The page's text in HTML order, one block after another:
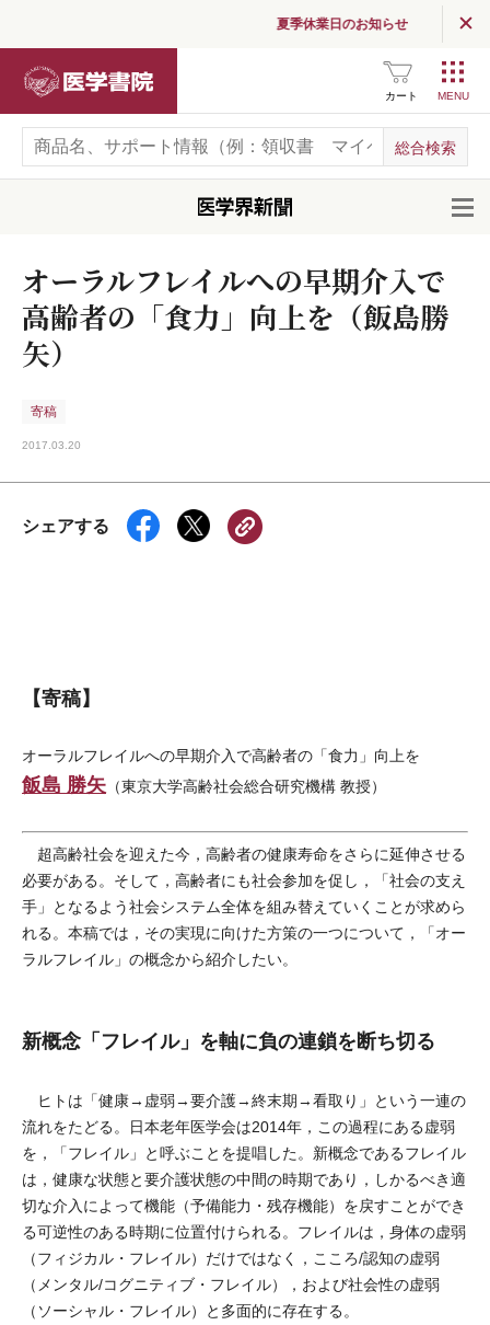
夏季休業日のお知らせ
カート
オーラルフレイルへの早期介入で
高齢者の「食力」向上を（飯島勝
矢）
寄稿
2017.03.20
シェアする
【寄稿】
オーラルフレイルへの早期介入で高齢者の「食力」向上を
飯島 勝矢 （東京大学高齢社会総合研究機構 教授）
超高齢社会を迎えた今，高齢者の健康寿命をさらに延伸させる
必要がある。そして，高齢者にも社会参加を促し，「社会の支え
手」となるよう社会システム全体を組み替えていくことが求めら
れる。本稿では，その実現に向けた方策の一つについて，「オー
ラルフレイル」の概念から紹介したい。
新概念「フレイル」を軸に負の連鎖を断ち切る
ヒトは「健康→虚弱→要介護→終末期→看取り」という一連の
流れをたどる。日本老年医学会は2014年，この過程にある虚弱
を，「フレイル」と呼ぶことを提唱した。新概念であるフレイル
は，健康な状態と要介護状態の中間の時期であり，しかるべき適
切な介入によって機能（予備能力・残存機能）を戻すことができ
る可逆性のある時期に位置付けられる。フレイルは，身体の虚弱
（フィジカル・フレイル）だけではなく，こころ/認知の虚弱
（メンタル/コグニティブ・フレイル），および社会性の虚弱
（ソーシャル・フレイル）と多面的に存在する。